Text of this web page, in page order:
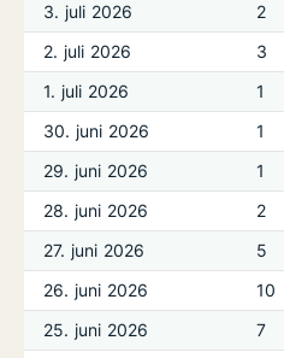
3. juli 2026
2
2. juli 2026
3
1. juli 2026
1
30. juni 2026
1
29. juni 2026
1
28. juni 2026
2
27. juni 2026
5
26. juni 2026
10
25. juni 2026
7